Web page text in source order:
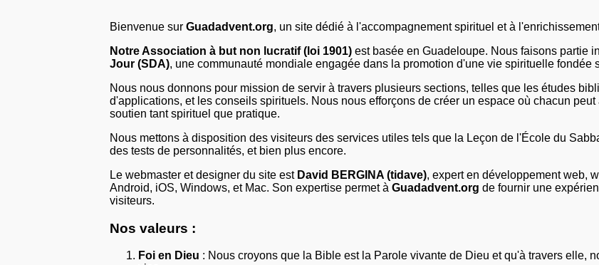
Bienvenue surGuadadvent.org, un site dédié à l'accompagnement spirituel et à
Notre Association à but non lucratif (loi 1901) est basée en Guadeloupe. Nous faisons partie
Jour (SDA), une communauté mondiale engagée dans la promotion d'une vie spirituelle fondée
Nous nous donnons pour mission de servir à travers plusieurs sections, telles que les études
d'applications, et les conseils spirituels. Nous nous efforçons de créer un espace où chacun
soutien tant spirituel que pratique.
Nous mettons à disposition des visiteurs des services utiles tels que la Leçon de l'École du
des tests de personnalités, et bien plus encore.
Le webmaster et designer du site est David BERGINA (tidave), expert en développement web,
Android, iOS, Windows, et Mac. Son expertise permet àGuadadvent.org de fournir une
visiteurs.
Nos valeurs :
Foi en Dieu : Nous croyons que la Bible est la Parole vivante de Dieu et qu'à travers elle,